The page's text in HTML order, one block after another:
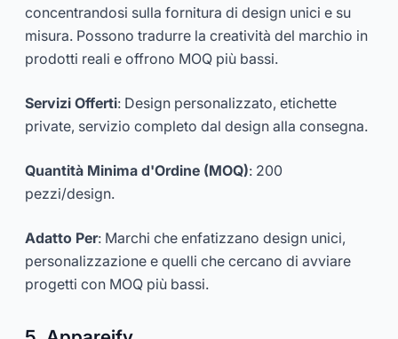
concentrandosi sulla fornitura di design unici e su
misura. Possono tradurre la creatività del marchio in
prodotti reali e offrono MOQ più bassi.
Servizi Offerti: Design personalizzato, etichette
private, servizio completo dal design alla consegna.
Quantità Minima d'Ordine (MOQ): 200
pezzi/design.
Adatto Per: Marchi che enfatizzano design unici,
personalizzazione e quelli che cercano di avviare
progetti con MOQ più bassi.